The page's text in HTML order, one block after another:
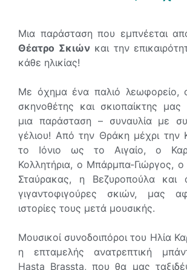
Μια παράσταση που εμπνέεται
Θέατρο Σκιώνκαι την
κάθε ηλικίας!
Με όχημα ένα παλιό λεωφορείο,
σκηνοθέτης και σκιοπαίκτης μας
μια παράσταση – συναυλία με
γέλιου! Από την Θράκη μέχρι την
το Ιόνιο ως το Αιγαίο, ο
Κολλητήρια, ο Μπάρμπα-Γιώργος,
Σταύρακας, η Βεζυροπούλα και
γιγαντοφιγούρες σκιών, μας
ιστορίες τους μετά μουσικής.
Μουσικοί συνοδοιπόροι του Ηλία
η επταμελής ανατρεπτική
Hasta Brassta, που θα μας